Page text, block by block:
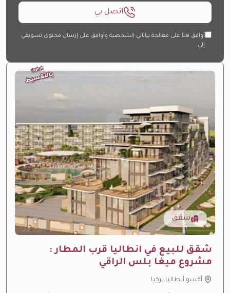
اتصل بي
أوافق هنا على معالجة بياناتي الشخصية وأوافق على إرسال محتوى تسويقي
إلي.
⭐
⭐
⭐
بالتقسيط
شقق
شقق للبيع في انطاليا قرب المطار :
مشروع ميغا بلس الراقي
أكسو,أنطاليا,تركيا